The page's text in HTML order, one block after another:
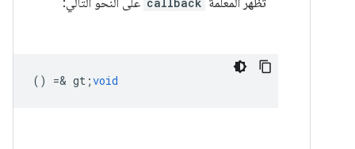
تظهر المَعلمة على النحو التالي:
() =& gt;void